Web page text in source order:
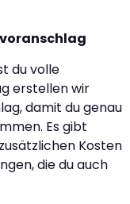
du volle
erstellen wir
damit du genau
Es gibt
Kosten
die du auch